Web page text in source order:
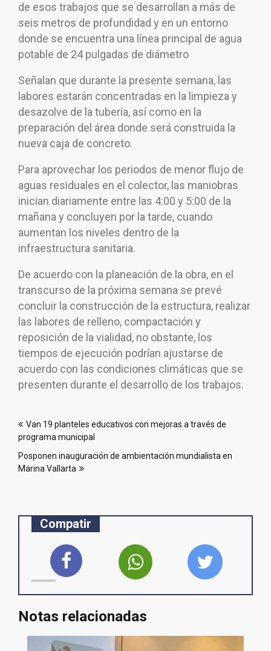
de esos trabajos que se desarrollan a más de
seis metros de profundidad y en un entorno
donde se encuentra una línea principal de agua
potable de 24 pulgadas de diámetro
Señalan que durante la presente semana, las
labores estarán concentradas en la limpieza y
desazolve de la tubería, así como en la
preparación del área donde será construida la
nueva caja de concreto.
Para aprovechar los periodos de menor flujo de
aguas residuales en el colector, las maniobras
inician diariamente entre las 4:00 y 5:00 de la
mañana y concluyen por la tarde, cuando
aumentan los niveles dentro de la
infraestructura sanitaria.
De acuerdo con la planeación de la obra, en el
transcurso de la próxima semana se prevé
concluir la construcción de la estructura, realizar
las labores de relleno, compactación y
reposición de la vialidad, no obstante, los
tiempos de ejecución podrían ajustarse de
acuerdo con las condiciones climáticas que se
presenten durante el desarrollo de los trabajos.
de
entradas
Van 19 planteles educativos con mejoras a través de
programa municipal
Posponen inauguración de ambientación mundialista en
Marina Vallarta
Compatir
Notas relacionadas